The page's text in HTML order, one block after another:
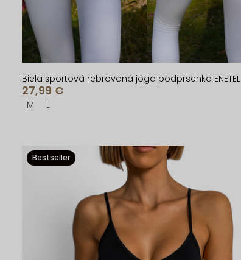
t
o
v
t
o
v
Biela športová rebrovaná jóga podprsenka ENETEL
27,99 €
M L
Bestseller